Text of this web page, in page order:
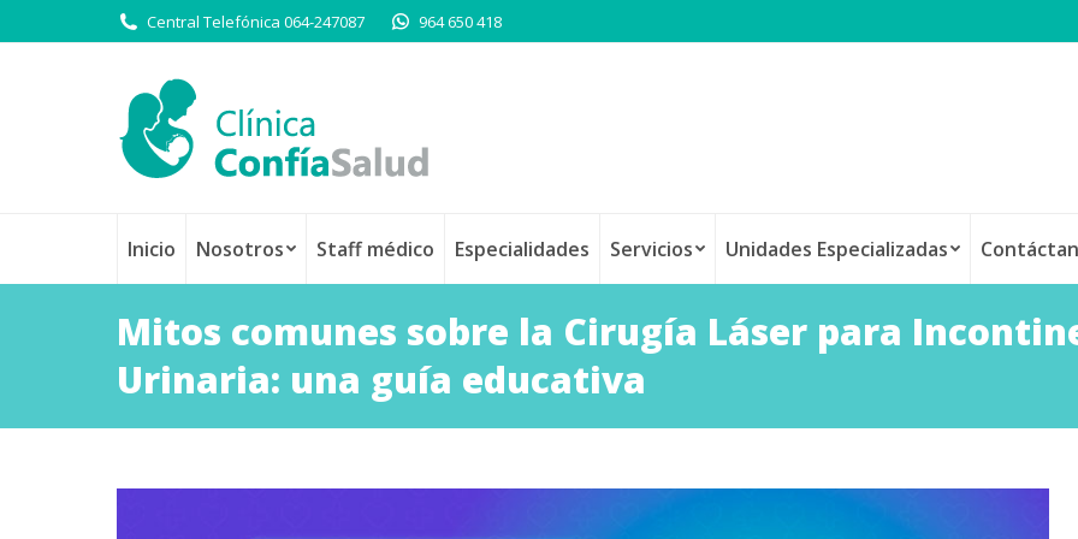
Central Telefónica 064-247087 964 650 418
Inicio Nosotros Staff médico Especialidades Servicios Unidades Especializadas
Mitos comunes sobre la Cirugía Láser para
Urinaria: una guía educativa